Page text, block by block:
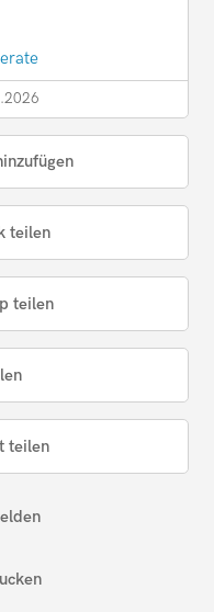
teilen
teilen
teilen